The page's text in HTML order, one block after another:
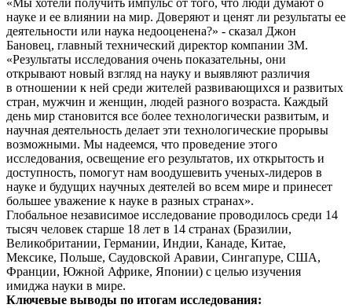
«Мы хотели получить импульс от того, что люди думают о
науке и ее влиянии на мир. Доверяют и ценят ли результаты ее
деятельности или наука недооценена?» - сказал Джон
Бановец, главный технический директор компании 3М.
«Результаты исследования очень показательны, они
открывают новый взгляд на науку и выявляют различия
в отношении к ней среди жителей развивающихся и развитых
стран, мужчин и женщин, людей разного возраста. Каждый
день мир становится все более технологически развитым, и
научная деятельность делает эти технологические прорывы
возможными. Мы надеемся, что проведение этого
исследования, освещение его результатов, их открытость и
доступность, помогут нам воодушевить ученых-лидеров в
науке и будущих научных деятелей во всем мире и принесет
большее уважение к науке в разных странах».
Глобальное независимое исследование проводилось среди 14
тысяч человек старше 18 лет в 14 странах (Бразилии,
Великобритании, Германии, Индии, Канаде, Китае,
Мексике, Польше, Саудовской Аравии, Сингапуре, США,
Франции, Южной Африке, Японии) с целью изучения
имиджа науки в мире.
Ключевые выводы по итогам исследования: